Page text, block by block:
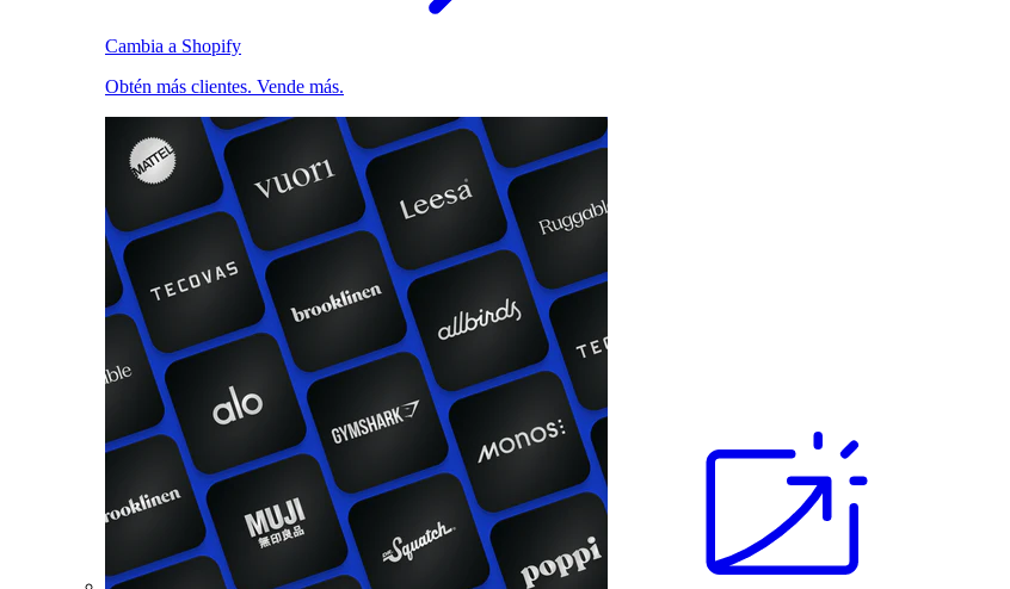
Cambia a Shopify
Obtén más clientes. Vende más.